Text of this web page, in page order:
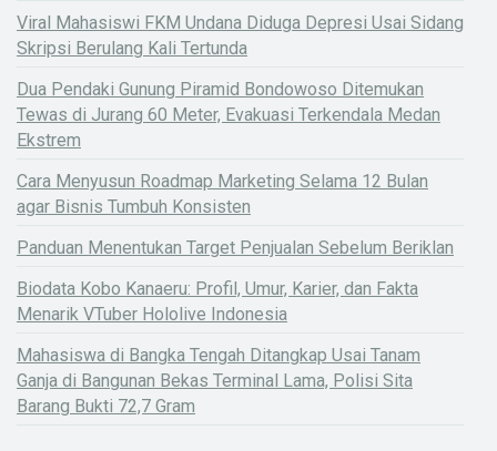
Viral Mahasiswi FKM Undana Diduga Depresi Usai Sidang
Skripsi Berulang Kali Tertunda
Dua Pendaki Gunung Piramid Bondowoso Ditemukan
Tewas di Jurang 60 Meter, Evakuasi Terkendala Medan
Ekstrem
Cara Menyusun Roadmap Marketing Selama 12 Bulan
agar Bisnis Tumbuh Konsisten
Panduan Menentukan Target Penjualan Sebelum Beriklan
Biodata Kobo Kanaeru: Profil, Umur, Karier, dan Fakta
Menarik VTuber Hololive Indonesia
Mahasiswa di Bangka Tengah Ditangkap Usai Tanam
Ganja di Bangunan Bekas Terminal Lama, Polisi Sita
Barang Bukti 72,7 Gram